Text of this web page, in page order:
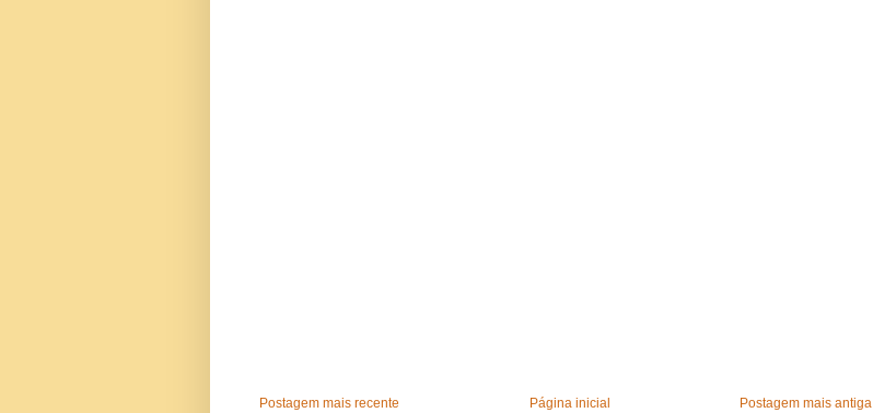
Postagem mais recente Postagem mais antiga
Página inicial